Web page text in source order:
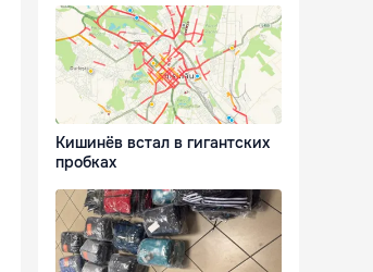
Кишинёв встал в гигантских
пробках